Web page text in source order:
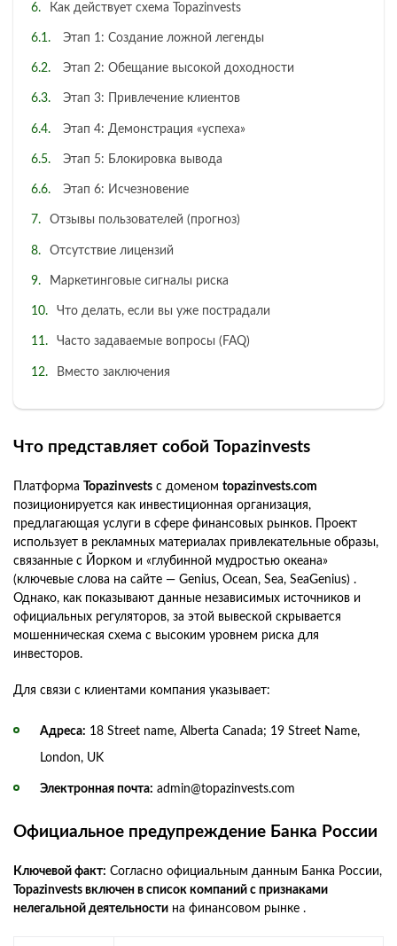
Как действует схема Topazinvests
Этап 1: Создание ложной легенды
Этап 2: Обещание высокой доходности
Этап 3: Привлечение клиентов
Этап 4: Демонстрация «успеха»
Этап 5: Блокировка вывода
Этап 6: Исчезновение
Отзывы пользователей (прогноз)
Отсутствие лицензий
Маркетинговые сигналы риска
Что делать, если вы уже пострадали
Часто задаваемые вопросы (FAQ)
Вместо заключения
Что представляет собой Topazinvests
Платформа Topazinvests с доменом topazinvests.com
позиционируется как инвестиционная организация,
предлагающая услуги в сфере финансовых рынков. Проект
использует в рекламных материалах привлекательные образы,
связанные с Йорком и «глубинной мудростью океана»
(ключевые слова на сайте — Genius, Ocean, Sea, SeaGenius) .
Однако, как показывают данные независимых источников и
официальных регуляторов, за этой вывеской скрывается
мошенническая схема с высоким уровнем риска для
инвесторов.
Для связи с клиентами компания указывает:
Адреса: 18 Street name, Alberta Canada; 19 Street Name,
London, UK
Электронная почта: admin@topazinvests.com
Официальное предупреждение Банка России
Ключевой факт: Согласно официальным данным Банка России,
Topazinvests включен в список компаний с признаками
нелегальной деятельности на финансовом рынке .